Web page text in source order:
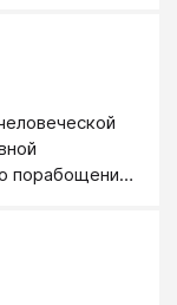
порабощения